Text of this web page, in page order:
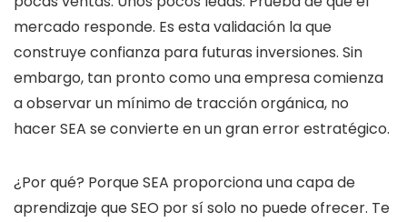
mercado responde. Es esta validación la que
construye confianza para futuras inversiones. Sin
embargo, tan pronto como una empresa comienza
a observar un mínimo de tracción orgánica, no
hacer SEA se convierte en un gran error estratégico.
¿Por qué? Porque SEA proporciona una capa de
aprendizaje que SEO por sí solo no puede ofrecer. Te